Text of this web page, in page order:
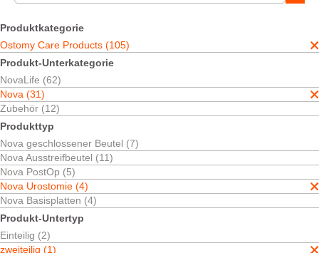
Produktkategorie
Ostomy Care Products (105)
Produkt-Unterkategorie
NovaLife (62)
Nova (31)
Zubehör (12)
Produkttyp
Nova geschlossener Beutel (7)
Nova Ausstreifbeutel (11)
Nova PostOp (5)
Nova Urostomie (4)
Nova Basisplatten (4)
Produkt-Untertyp
Einteilig (2)
zweiteilig (1)
Ihre Auswahl:
Ostomy Care Products
Nova
Nova Urostomie
zweiteilig
Ihre Auswahl hat1Ergebnisse ergeben
Sortieren nach: